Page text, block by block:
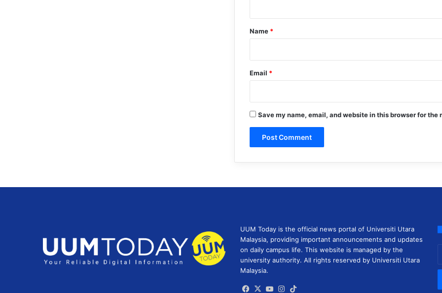
*
Name *
Email *
Save my name, email, and website in this browser for the
UUM Today is the official news portal of Universiti Utara
Malaysia, providing important announcements and updates
on daily campus life. This website is managed by the
university authority. All rights reserved by Universiti Utara
Malaysia.
Facebook
X YouTubeInstagram